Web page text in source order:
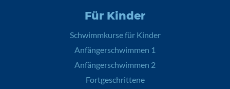
Für Kinder
Schwimmkurse für Kinder
Anfängerschwimmen 1
Anfängerschwimmen 2
Fortgeschrittene